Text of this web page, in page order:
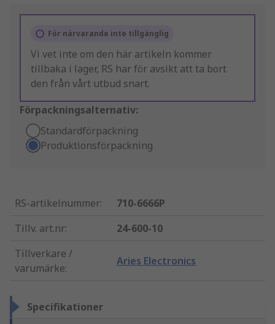
För närvarande inte tillgänglig
Vi vet inte om den här artikeln kommer
tillbaka i lager, RS har för avsikt att ta bort
den från vårt utbud snart.
Förpackningsalternativ:
Standardförpackning
Produktionsförpackning
RS-artikelnummer:
710-6666P
Tillv. art.nr:
24-600-10
Tillverkare /
varumärke:
Aries Electronics
Specifikationer